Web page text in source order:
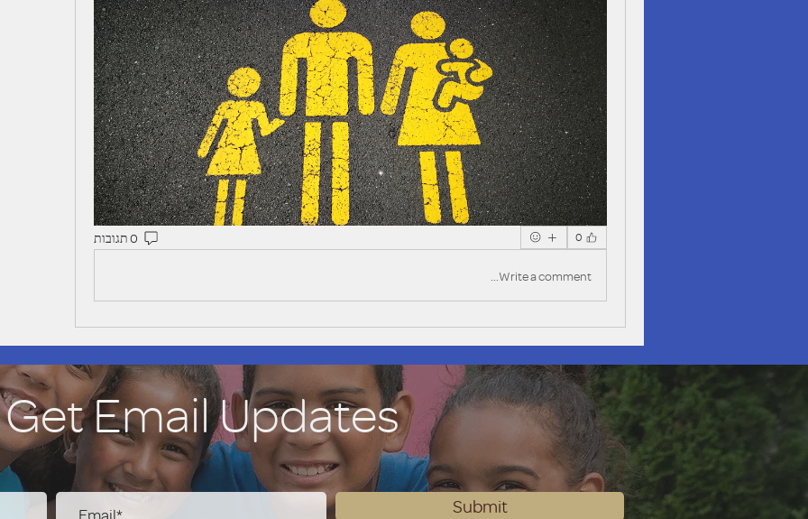
0 0 תגובות
Write a comment...
Get Email Updates
Submit